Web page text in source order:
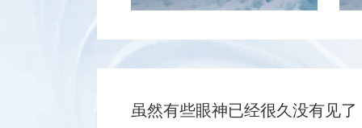
虽然有些眼神已经很久没有见了